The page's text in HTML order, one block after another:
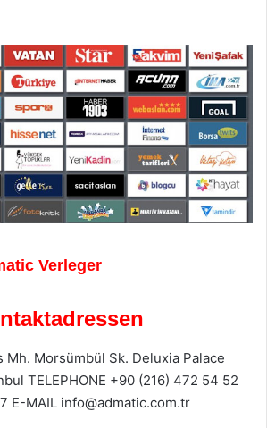
Verleger
Mh. Morsümbül Sk. Deluxia Palace
TELEPHONE +90 (216) 472 54 52
E-MAIL info@admatic.com.tr